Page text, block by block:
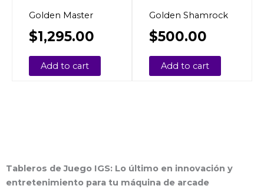
Golden Master
$1,295.00
Add to cart
Golden Shamrock
$500.00
Add to cart
Tableros de Juego IGS: Lo último en innovación y
entretenimiento para tu máquina de arcade